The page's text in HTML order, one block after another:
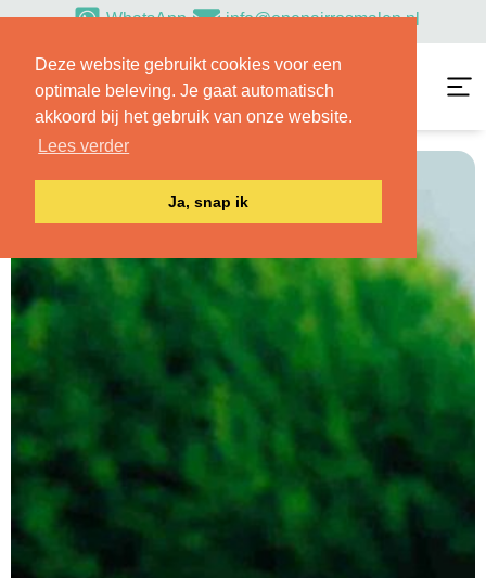
Deze website gebruikt cookies voor een
optimale beleving. Je gaat automatisch
akkoord bij het gebruik van onze website.
Lees verder
Ja, snap ik
WhatsApp info@openairrosmalen.nl
Bedrijfsuitje